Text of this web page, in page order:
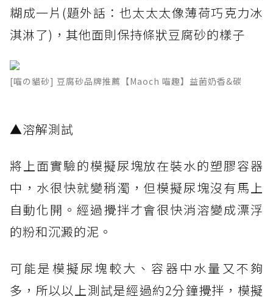
糊成一片(題外話：也太太太像薄荷巧克力冰
淇淋了)，其他面則保持條狀豆腐砂的樣子
[喵の貓砂] 豆腐砂品牌推薦【Maoch 喵趣】益菌奶香&碳
​▲溶解測試
將上面實驗的模擬尿塊放在裝水的塑膠容器
中，水很快就變稍濁，但模擬尿塊沒有馬上
自動化開。經過攪拌才會很快消溶變成漂浮
的粉和沉澱的泥。
可能是模擬尿塊較大、容器中水量又不夠
多，所以以上測試是經過約2分鐘攪拌，模擬